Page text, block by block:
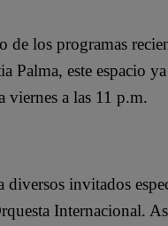
de los programas
Palma, este espacio
viernes a las 11 p.m.
diversos invitados
Internacional.